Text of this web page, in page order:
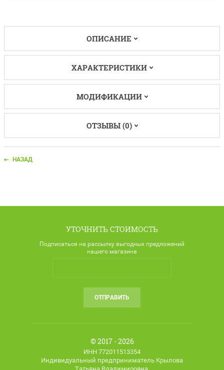
ОПИСАНИЕ
ХАРАКТЕРИСТИКИ
МОДИФИКАЦИИ
ОТЗЫВЫ (0)
НАЗАД
УТОЧНИТЬ СТОИМОСТЬ
Подписаться на рассылку выгодных предложений
нашего магазина
ОТПРАВИТЬ
© 2017 - 2026
ИНН 772011513354
Индивидуальный предприниматель Крылова